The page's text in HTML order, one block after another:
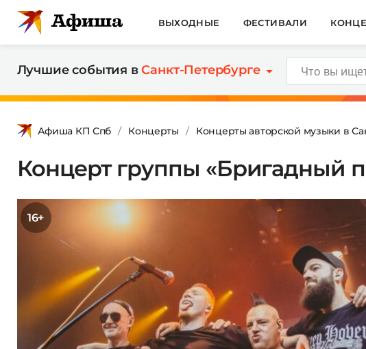
ВЫХОДНЫЕ ФЕСТИВАЛИ
Лучшие события вСанкт-Петербурге
Афиша КП Спб Концерты Концерты авторской музыки в
Концерт группы «Бригадный
16+